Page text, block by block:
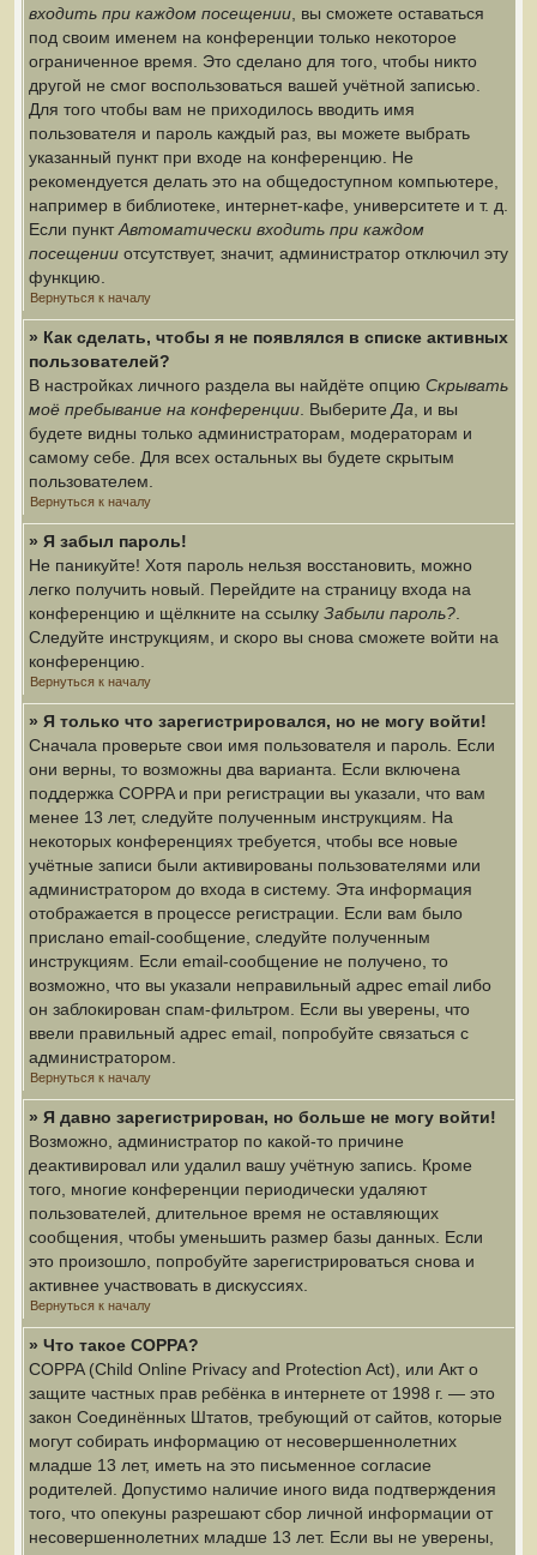
входить при каждом посещении , вы сможете оставаться
под своим именем на конференции только некоторое
ограниченное время. Это сделано для того, чтобы никто
другой не смог воспользоваться вашей учётной записью.
Для того чтобы вам не приходилось вводить имя
пользователя и пароль каждый раз, вы можете выбрать
указанный пункт при входе на конференцию. Не
рекомендуется делать это на общедоступном компьютере,
например в библиотеке, интернет-кафе, университете и т. д.
Если пунктАвтоматически входить при каждом
посещении отсутствует, значит, администратор отключил эту
функцию.
Вернуться к началу
» Как сделать, чтобы я не появлялся в списке активных
пользователей?
В настройках личного раздела вы найдёте опцию Скрывать
моё пребывание на конференции . Выберите Да , и вы
будете видны только администраторам, модераторам и
самому себе. Для всех остальных вы будете скрытым
пользователем.
Вернуться к началу
» Я забыл пароль!
Не паникуйте! Хотя пароль нельзя восстановить, можно
легко получить новый. Перейдите на страницу входа на
конференцию и щёлкните на ссылку Забыли пароль?
Следуйте инструкциям, и скоро вы снова сможете войти на
конференцию.
Вернуться к началу
» Я только что зарегистрировался, но не могу войти!
Сначала проверьте свои имя пользователя и пароль. Если
они верны, то возможны два варианта. Если включена
поддержка COPPA и при регистрации вы указали, что вам
менее 13 лет, следуйте полученным инструкциям. На
некоторых конференциях требуется, чтобы все новые
учётные записи были активированы пользователями или
администратором до входа в систему. Эта информация
отображается в процессе регистрации. Если вам было
прислано email-сообщение, следуйте полученным
инструкциям. Если email-сообщение не получено, то
возможно, что вы указали неправильный адрес email либо
он заблокирован спам-фильтром. Если вы уверены, что
ввели правильный адрес email, попробуйте связаться с
администратором.
Вернуться к началу
» Я давно зарегистрирован, но больше не могу войти!
Возможно, администратор по какой-то причине
деактивировал или удалил вашу учётную запись. Кроме
того, многие конференции периодически удаляют
пользователей, длительное время не оставляющих
сообщения, чтобы уменьшить размер базы данных. Если
это произошло, попробуйте зарегистрироваться снова и
активнее участвовать в дискуссиях.
Вернуться к началу
» Что такое COPPA?
COPPA (Child Online Privacy and Protection Act), или Акт о
защите частных прав ребёнка в интернете от 1998 г. — это
закон Соединённых Штатов, требующий от сайтов, которые
могут собирать информацию от несовершеннолетних
младше 13 лет, иметь на это письменное согласие
родителей. Допустимо наличие иного вида подтверждения
того, что опекуны разрешают сбор личной информации от
несовершеннолетних младше 13 лет. Если вы не уверены,